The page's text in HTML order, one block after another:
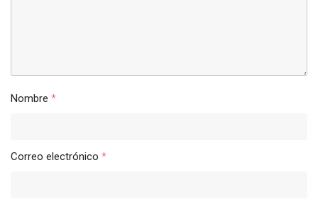
Nombre *
Correo electrónico *